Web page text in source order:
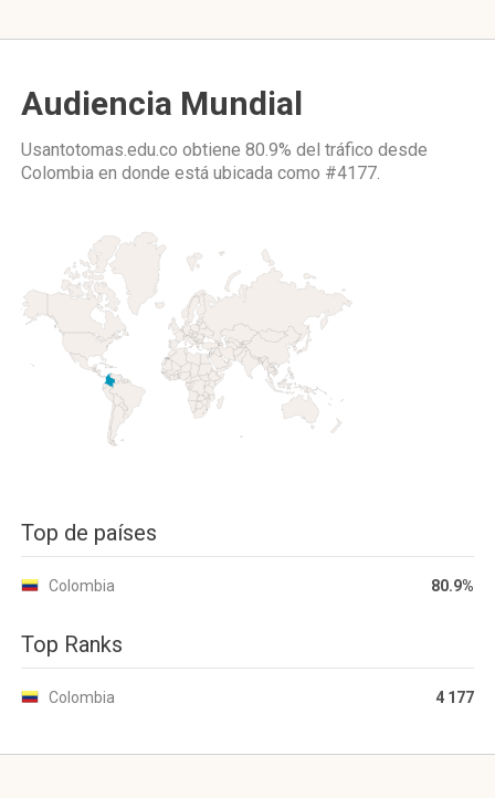
Audiencia Mundial
Usantotomas.edu.co obtiene 80.9% del tráfico desde
Colombia en donde está ubicada como #4177.
Top de países
Colombia 80.9%
Top Ranks
Colombia 4 177